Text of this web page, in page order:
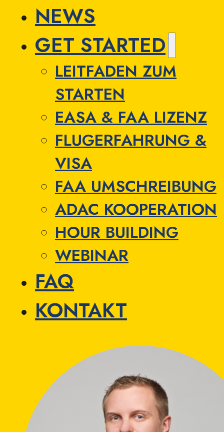
NEWS
GET STARTED
LEITFADEN ZUM
STARTEN
EASA & FAA LIZENZ
FLUGERFAHRUNG &
VISA
FAA UMSCHREIBUNG
ADAC KOOPERATION
HOUR BUILDING
WEBINAR
FAQ
KONTAKT